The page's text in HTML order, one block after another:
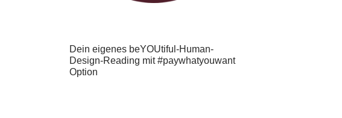
Dein eigenes beYOUtiful-Human-
Design-Reading mit #paywhatyouwant
Option